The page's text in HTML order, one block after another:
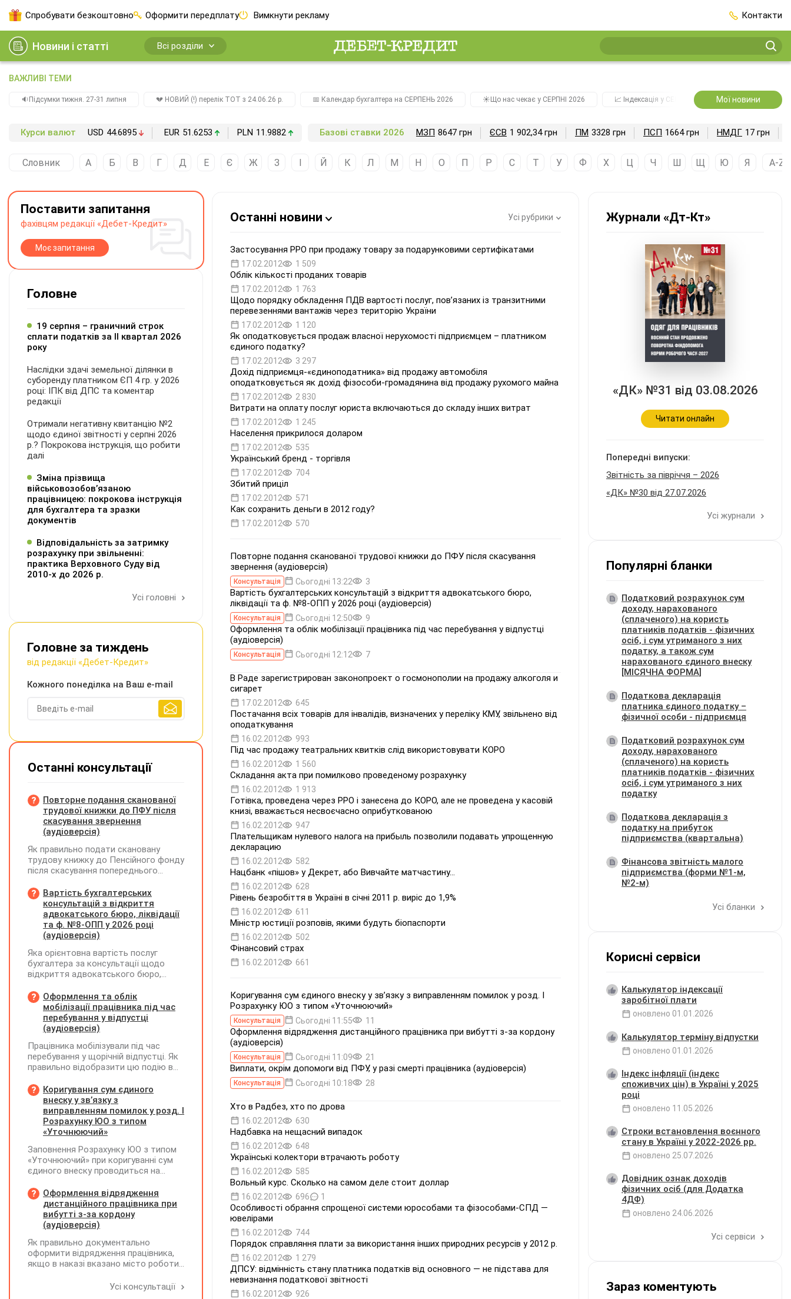
Спробувати безкоштовно Оформити передплату Вимкнути рекламу Контакти
Новини і статті Всі розділи
ВАЖЛИВІ ТЕМИ
🔉Підсумки тижня. 27-31 липня 💔 НОВИЙ (!) перелік ТОТ з 24.06.26 р. 📅 Календар бухгалтера на СЕРПЕНЬ 2026 ☀️Що нас чекає у СЕРПНІ 2026 📈 Індексація у СЕРПНІ 2️⃣0️⃣2️⃣7️⃣ Усі
Мої новини
Курси валют EUR 51.6253 PLN 11.9882
USD 44.6895 Базові ставки 2026 МЗП 8647 грн ЄСВ 1 902,34 грн ПМ 3328 грн ПСП 1664 грн НМДГ 17 грн
Словник А Б В Г Д Е Є Ж З І Й К Л М Н О П Р С Т У Ф Х Ц Ч Ш Щ Ю Я A-Z
Останні новини Усі рубрики
Застосування РРО при продажу товару за подарунковими сертифікатами
17.02.2012 1 509
Облік кількості проданих товарів
17.02.2012 1 763
Щодо порядку обкладення ПДВ вартості послуг, пов’язаних із транзитними
перевезеннями вантажів через територію України
17.02.2012 1 120
Як оподатковується продаж власної нерухомості підприємцем – платником
єдиного податку?
17.02.2012 3 297
Дохід підприємця-«єдиноподатника» від продажу автомобіля
оподатковується як дохід фізособи-громадянина від продажу рухомого майна
17.02.2012 2 830
Витрати на оплату послуг юриста включаються до складу інших витрат
17.02.2012 1 245
Населення прикрилося доларом
17.02.2012 535
Український бренд - торгівля
17.02.2012 704
Збитий приціл
17.02.2012 571
Как сохранить деньги в 2012 году?
17.02.2012 570
Повторне подання сканованої трудової книжки до ПФУ після скасування
звернення (аудіоверсія)
Консультація Сьогодні 13:22 3
Вартість бухгалтерських консультацій з відкриття адвокатського бюро,
ліквідації та ф. №8-ОПП у 2026 році (аудіоверсія)
Консультація Сьогодні 12:50 9
Оформлення та облік мобілізації працівника під час перебування у відпустці
(аудіоверсія)
Консультація Сьогодні 12:12 7
В Раде зарегистрирован законопроект о госмонополии на продажу алкоголя и
сигарет
17.02.2012 645
Постачання всіх товарів для інвалідів, визначених у переліку КМУ, звільнено від
оподаткування
16.02.2012 993
Під час продажу театральних квитків слід використовувати КОРО
16.02.2012 1 560
Складання акта при помилково проведеному розрахунку
16.02.2012 1 913
Готівка, проведена через РРО і занесена до КОРО, але не проведена у касовій
книзі, вважається несвоєчасно оприбуткованою
16.02.2012 947
Плательщикам нулевого налога на прибыль позволили подавать упрощенную
декларацию
16.02.2012 582
Нацбанк «пішов» у Декрет, або Вивчайте матчастину...
16.02.2012 628
Рівень безробіття в Україні в січні 2011 р. виріс до 1,9%
16.02.2012 611
Міністр юстиції розповів, якими будуть біопаспорти
16.02.2012 502
Фінансовий страх
16.02.2012 661
Коригування сум єдиного внеску у зв’язку з виправленням помилок у розд. І
Розрахунку ЮО з типом «Уточнюючий»
Консультація Сьогодні 11:55 11
Оформлення відрядження дистанційного працівника при вибутті з-за кордону
(аудіоверсія)
Консультація Сьогодні 11:09 21
Виплати, окрім допомоги від ПФУ, у разі смерті працівника (аудіоверсія)
Консультація Сьогодні 10:18 28
Хто в Радбез, хто по дрова
16.02.2012 630
Надбавка на нещасний випадок
16.02.2012 648
Українські колектори втрачають роботу
16.02.2012 585
Вольный курс. Сколько на самом деле стоит доллар
16.02.2012 696 1
Особливості обрання спрощеної системи юрособами та фізособами-СПД —
ювелірами
16.02.2012 744
Порядок справляння плати за використання інших природних ресурсів у 2012 р.
16.02.2012 1 279
ДПСУ: відмінність стану платника податків від основного — не підстава для
невизнання податкової звітності
16.02.2012 926
Журнали «Дт-Кт»
«ДК» №31 від 03.08.2026
Читати онлайн
Попередні випуски:
Звітність за півріччя – 2026
«ДК» №30 від 27.07.2026
Усі журнали
Популярні бланки
Податковий розрахунок сум
доходу, нарахованого
(сплаченого) на користь
платників податків - фізичних
осіб, і сум утриманого з них
податку, а також сум
нарахованого єдиного внеску
[МІСЯЧНА ФОРМА]
Податкова декларація
платника єдиного податку –
фізичної особи - підприємця
Податковий розрахунок сум
доходу, нарахованого
(сплаченого) на користь
платників податків - фізичних
осіб, і сум утриманого з них
податку
Податкова декларація з
податку на прибуток
підприємства (квартальна)
Фінансова звітність малого
підприємства (форми №1-м,
№2-м)
Усі бланки
Корисні сервіси
Калькулятор індексації
заробітної плати
оновлено 01.01.2026
Калькулятор терміну відпустки
оновлено 01.01.2026
Індекс інфляції (індекс
споживчих цін) в Україні у 2025
році
оновлено 11.05.2026
Строки встановлення воєнного
стану в Україні у 2022-2026 рр.
оновлено 25.07.2026
Довідник ознак доходів
фізичних осіб (для Додатка
4ДФ)
оновлено 24.06.2026
Усі сервіси
Зараз коментують
Поставити запитання
фахівцям редакції «Дебет-Кредит»
Моє запитання
Головне
19 серпня – граничний строк
сплати податків за ІI квартал 2026
року
Наслідки здачі земельної ділянки в
суборенду платником ЄП 4 гр. у 2026
році: ІПК від ДПС та коментар
редакції
Отримали негативну квитанцію №2
щодо єдиної звітності у серпні 2026
р.? Покрокова інструкція, що робити
далі
Зміна прізвища
військовозобов’язаною
працівницею: покрокова інструкція
для бухгалтера та зразки
документів
Відповідальність за затримку
розрахунку при звільненні:
практика Верховного Суду від
2010-х до 2026 р.
Усі головні
Головне за тиждень
від редакції «Дебет-Кредит»
Кожного понеділка на Ваш e-mail
Останні консультації
Повторне подання сканованої
трудової книжки до ПФУ після
скасування звернення
(аудіоверсія)
Як правильно подати скановану
трудову книжку до Пенсійного фонду
після скасування попереднього
на титульній сторінці — надсилати
лише виправлену сторінку чи всю
трудову книжку заново?
Вартість бухгалтерських
консультацій з відкриття
адвокатського бюро, ліквідації
та ф. №8-ОПП у 2026 році
(аудіоверсія)
Яка орієнтовна вартість послуг
бухгалтера за консультації щодо
відкриття адвокатського бюро,
діяльності та подання звіту за
формою №8-ОПП?
Оформлення та облік
мобілізації працівника під час
перебування у відпустці
(аудіоверсія)
Працівника мобілізували під час
перебування у щорічній відпустці. Як
правильно відобразити цю подію в
бухгалтерському обліку та
податковій звітності?
Коригування сум єдиного
внеску у зв’язку з
виправленням помилок у розд. І
Розрахунку ЮО з типом
«Уточнюючий»
Заповнення Розрахунку ЮО з типом
«Уточнюючий» при коригуванні сум
єдиного внеску проводиться на
ЮО з використанням типів
нарахувань 2 та 3. Додатки,
інформація щодо яких не
коригується, у рядку 06 не
Оформлення відрядження
дистанційного працівника при
вибутті з-за кордону
(аудіоверсія)
Як правильно документально
оформити відрядження працівника,
якщо в наказі вказано місто роботи
відбувся з іншої країни (де працівник
Усі консультації